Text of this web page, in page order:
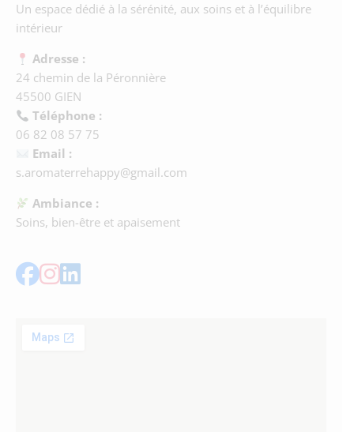
Un espace dédié à la sérénité, aux soins et à l’équilibre
intérieur
Adresse :
24 chemin de la Péronnière
45500 GIEN
Téléphone :
06 82 08 57 75
Email :
s.aromaterrehappy@gmail.com
Ambiance :
Soins, bien-être et apaisement